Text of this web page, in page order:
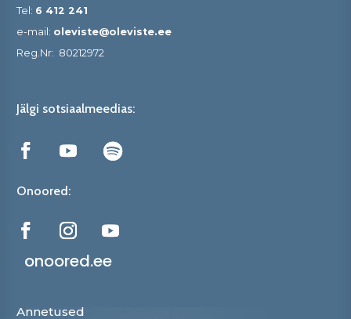
Tel: 6 412 241
e-mail: oleviste@oleviste.ee
Reg.Nr: 80212972
Jälgi sotsiaalmeedias:
Onoored:
onoored.ee
Annetused